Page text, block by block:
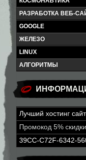
РАЗРАБОТКА ВЕБ-
GOOGLE
ЖЕЛЕЗО
LINUX
АЛГОРИТМЫ
Лучший хостинг
Промокод 5%
39CC-C72F-6342-